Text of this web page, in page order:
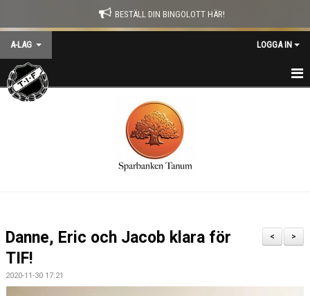
BESTÄLL DIN BINGOLOTT HÄR!
A-LAG LOGGA IN
HEM
TRÄNARE
>
<
Danne, Eric och Jacob klara för
TIF!
2020-11-30 17:21